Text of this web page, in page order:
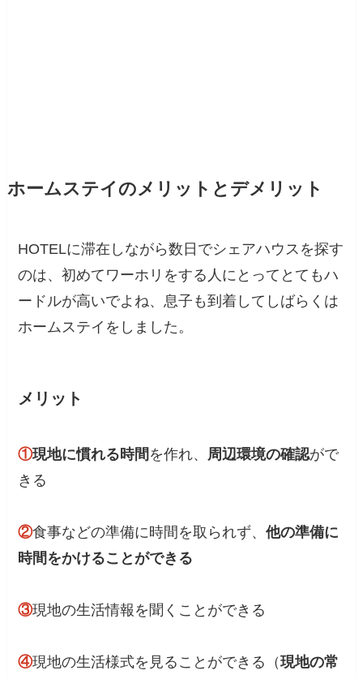
ホームステイのメリットとデメリット
HOTELに滞在しながら数日でシェアハウスを探す
のは、初めてワーホリをする人にとってとてもハ
ードルが高いでよね、息子も到着してしばらくは
ホームステイをしました。
メリット
①現地に慣れる時間 を作れ、 周辺環境の確認がで
きる
②食事などの準備に時間を取られず、他の準備に
時間をかけることができる
③現地の生活情報を聞くことができる
④現地の生活様式を見ることができる（現地の常